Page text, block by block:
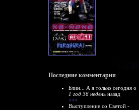
Последние комментарии
Блин... А я только сегодня о
1 год 36 недель назад
>>>
Выступление со Светой -